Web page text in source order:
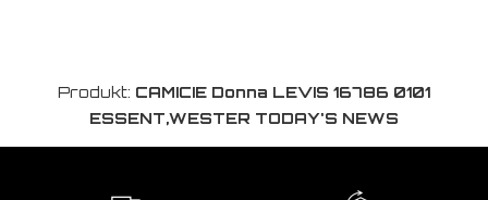
Produkt: CAMICIE Donna LEVIS 16786 0101
ESSENT,WESTER TODAY'S NEWS